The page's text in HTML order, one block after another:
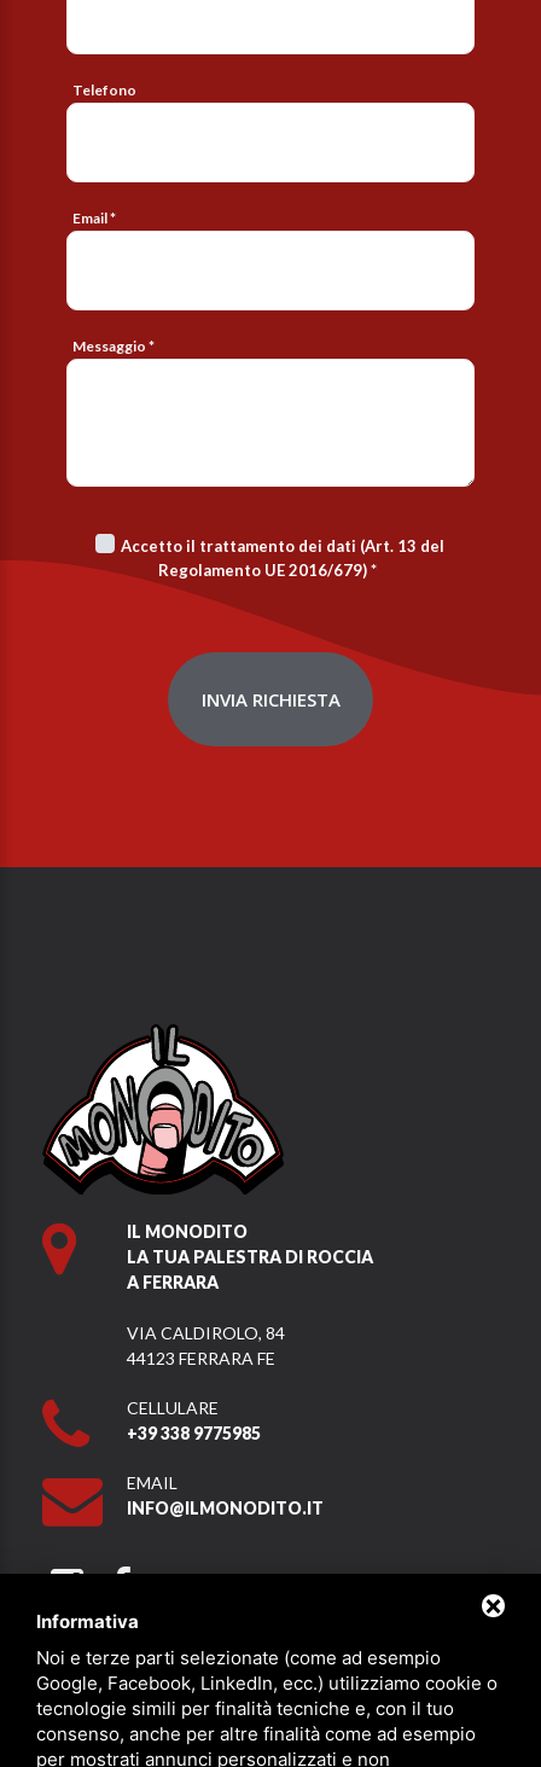
Telefono
Email *
Messaggio *
Accetto il trattamento dei dati (Art. 13 del
Regolamento UE 2016/679)*
INVIA RICHIESTA
IL MONODITO
LA TUA PALESTRA DI ROCCIA
A FERRARA
VIA CALDIROLO, 84
44123 FERRARA FE
CELLULARE
+39 338 9775985
EMAIL
INFO@ILMONODITO.IT
Partner
Informativa
Noi e terze parti selezionate (come ad esempio
Google, Facebook, LinkedIn, ecc.) utilizziamo cookie o
tecnologie simili per finalità tecniche e, con il tuo
consenso, anche per altre finalità come ad esempio
per mostrati annunci personalizzati e non